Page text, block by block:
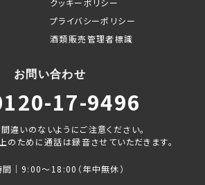
プライバシーポリシー
酒類販売管理者標識
お問い合わせ
17-9496
違いのないようにご注意ください。
のために通話は録音させていただきます。
間｜9:00～18:00（年中無休）